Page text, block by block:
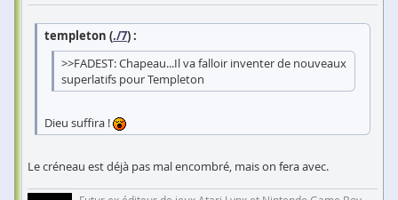
templeton (./7) :
>>FADEST: Chapeau...Il va falloir inventer de nouveaux
superlatifs pour Templeton
Dieu suffira !
Le créneau est déjà pas mal encombré, mais on fera avec.